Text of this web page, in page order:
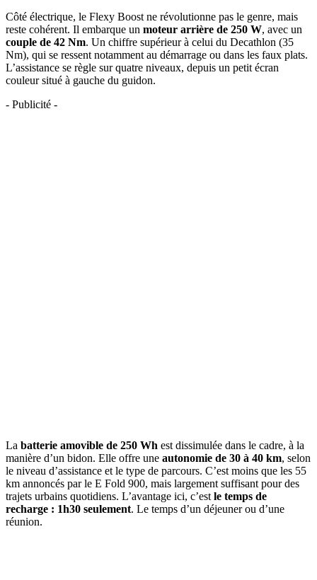
Côté électrique, le Flexy Boost ne révolutionne pas le genre, mais
reste cohérent. Il embarque un moteur arrière de 250 W, avec un
couple de 42 Nm. Un chiffre supérieur à celui du Decathlon (35
Nm), qui se ressent notamment au démarrage ou dans les faux plats.
L’assistance se règle sur quatre niveaux, depuis un petit écran
couleur situé à gauche du guidon.
- Publicité -
La batterie amovible de 250 Wh est dissimulée dans le cadre, à la
manière d’un bidon. Elle offre une autonomie de 30 à 40 km, selon
le niveau d’assistance et le type de parcours. C’est moins que les 55
km annoncés par le E Fold 900, mais largement suffisant pour des
trajets urbains quotidiens. L’avantage ici, c’estle temps de
recharge : 1h30 seulement. Le temps d’un déjeuner ou d’une
réunion.